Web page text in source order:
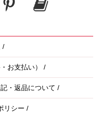
/
お支払い） /
・返品について /
リシー /